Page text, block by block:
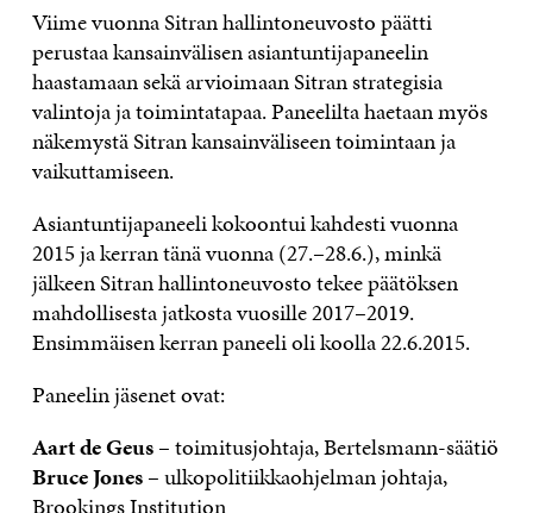
Viime vuonna Sitran hallintoneuvosto päätti
perustaa kansainvälisen asiantuntijapaneelin
haastamaan sekä arvioimaan Sitran strategisia
valintoja ja toimintatapaa. Paneelilta haetaan myös
näkemystä Sitran kansainväliseen toimintaan ja
vaikuttamiseen.
Asiantuntijapaneeli kokoontui kahdesti vuonna
2015 ja kerran tänä vuonna (27.–28.6.), minkä
jälkeen Sitran hallintoneuvosto tekee päätöksen
mahdollisesta jatkosta vuosille 2017–2019.
Ensimmäisen kerran paneeli oli koolla 22.6.2015.
Paneelin jäsenet ovat:
Aart de Geus– toimitusjohtaja, Bertelsmann-säätiö
Bruce Jones– ulkopolitiikkaohjelman johtaja,
Brookings Institution